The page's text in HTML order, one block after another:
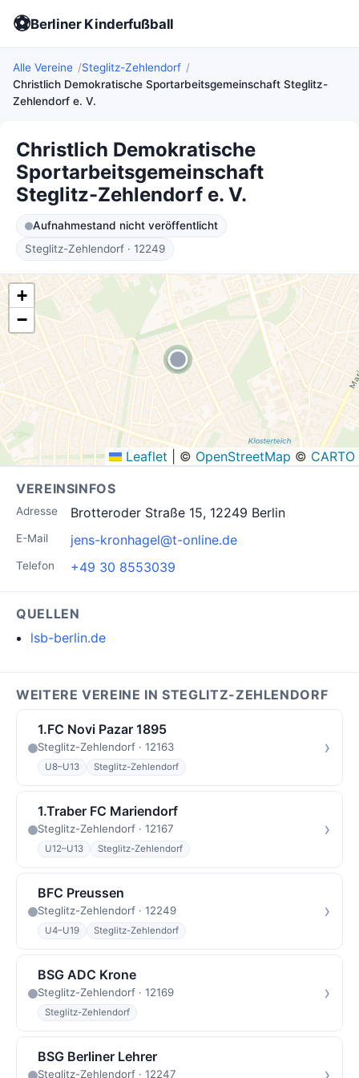
⚽Berliner Kinderfußball
Alle Vereine
Steglitz-Zehlendorf
Christlich Demokratische Sportarbeitsgemeinschaft Steglitz-
Zehlendorf e. V.
Christlich Demokratische
Sportarbeitsgemeinschaft
Steglitz-Zehlendorf e. V.
Aufnahmestand nicht veröffentlicht
Steglitz-Zehlendorf · 12249
+
−
Leaflet © OpenStreetMap © CARTO
VEREINSINFOS
Adresse Brotteroder Straße 15, 12249 Berlin
E-Mail jens-kronhagel@t-online.de
Telefon +49 30 8553039
QUELLEN
lsb-berlin.de
WEITERE VEREINE IN STEGLITZ-ZEHLENDORF
1.FC Novi Pazar 1895
Steglitz-Zehlendorf · 12163
U8–U13 Steglitz-Zehlendorf
›
1.Traber FC Mariendorf
Steglitz-Zehlendorf · 12167
U12–U13 Steglitz-Zehlendorf
›
BFC Preussen
Steglitz-Zehlendorf · 12249
U4–U19 Steglitz-Zehlendorf
›
BSG ADC Krone
Steglitz-Zehlendorf · 12169
Steglitz-Zehlendorf
›
BSG Berliner Lehrer
Steglitz-Zehlendorf · 12247